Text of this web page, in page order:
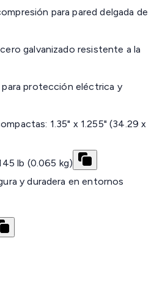
para pared delgada de
galvanizado resistente a la
para protección eléctrica y
1.35" x 1.255" (34.29 x
lb (0.065 kg)
y duradera en entornos